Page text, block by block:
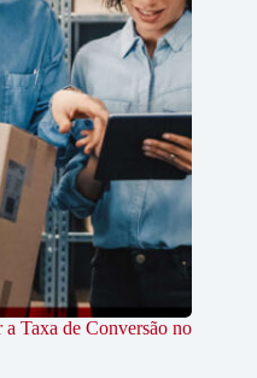
Taxa de Conversão no